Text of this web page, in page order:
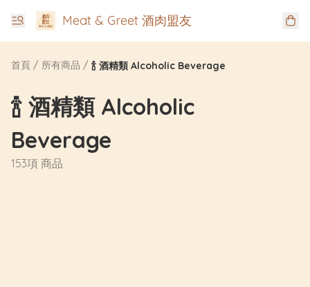
Meat & Greet 酒肉盟友
首頁 / 所有商品 / 🍾 酒精類 Alcoholic Beverage
🍾 酒精類 Alcoholic
Beverage
153項 商品